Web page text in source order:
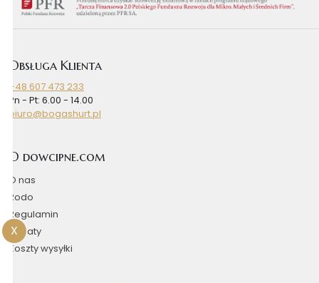
X
Obsługa Klienta
+48 607 473 233
Pn - Pt: 6.00 - 14.00
biuro@bogashurt.pl
O dowcipne.com
O nas
Rodo
Regulamin
Rabaty
Koszty wysyłki